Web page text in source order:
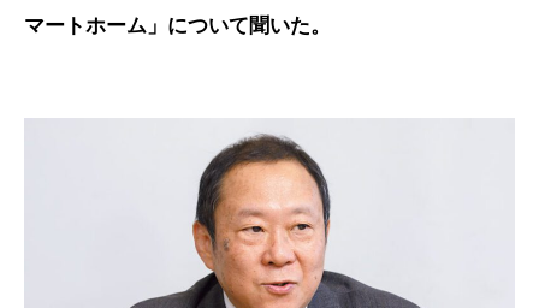
マートホーム」について聞いた。